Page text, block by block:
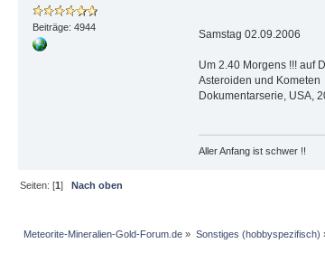
Beiträge: 4944
Samstag 02.09.2006
Um 2.40 Morgens !!! auf
Asteroiden und Kometen
Dokumentarserie, USA,
Aller Anfang ist schwer !!
Seiten: [1]Nach oben
Meteorite-Mineralien-Gold-Forum.de » Sonstiges (hobbyspezifisch)